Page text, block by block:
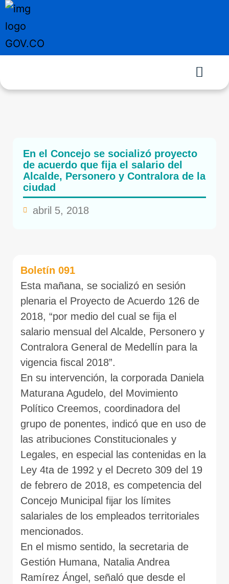
En el Concejo se socializó proyecto
de acuerdo que fija el salario del
Alcalde, Personero y Contralora de la
ciudad
abril 5, 2018
Boletín 091
Esta mañana, se socializó en sesión
plenaria el Proyecto de Acuerdo 126 de
2018, “por medio del cual se fija el
salario mensual del Alcalde, Personero y
Contralora General de Medellín para la
vigencia fiscal 2018”.
En su intervención, la corporada Daniela
Maturana Agudelo, del Movimiento
Político Creemos, coordinadora del
grupo de ponentes, indicó que en uso de
las atribuciones Constitucionales y
Legales, en especial las contenidas en la
Ley 4ta de 1992 y el Decreto 309 del 19
de febrero de 2018, es competencia del
Concejo Municipal fijar los límites
salariales de los empleados territoriales
mencionados.
En el mismo sentido, la secretaria de
Gestión Humana, Natalia Andrea
Ramírez Ángel, señaló que desde el